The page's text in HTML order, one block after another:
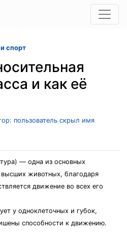
спорт
и как её
пользователь скрыл имя
— одна из основных
животных, благодаря
движение во всех его
у одноклеточных и губок,
способности к движению.